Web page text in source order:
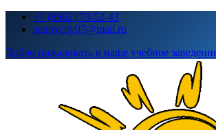
Перейти+7 (8662) 73-52-43
sunnycity07@mail.ru
Добро пожаловать в наше учебное